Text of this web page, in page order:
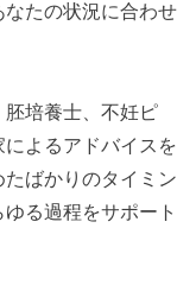
なたの状況に合わせ
培養士、不妊ピ
よるアドバイスを
ばかりのタイミン
る過程をサポート